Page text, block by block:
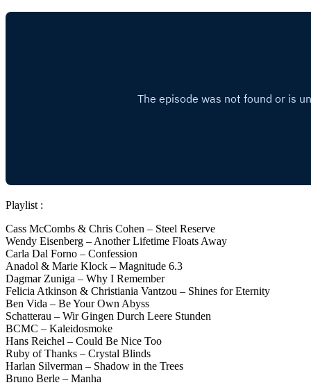
Playlist :
Cass McCombs & Chris Cohen – Steel Reserve
Wendy Eisenberg – Another Lifetime Floats Away
Carla Dal Forno – Confession
Anadol & Marie Klock – Magnitude 6.3
Dagmar Zuniga – Why I Remember
Felicia Atkinson & Christiania Vantzou – Shines for Eternity
Ben Vida – Be Your Own Abyss
Schatterau – Wir Gingen Durch Leere Stunden
BCMC – Kaleidosmoke
Hans Reichel – Could Be Nice Too
Ruby of Thanks – Crystal Blinds
Harlan Silverman – Shadow in the Trees
Bruno Berle – Manha